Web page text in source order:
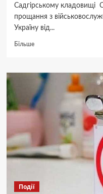
Садгірському кладовищі
прощання з
Україну від...
БільшеДокладніше
прощаються
Героєм,
який
віддав
Україну
Події